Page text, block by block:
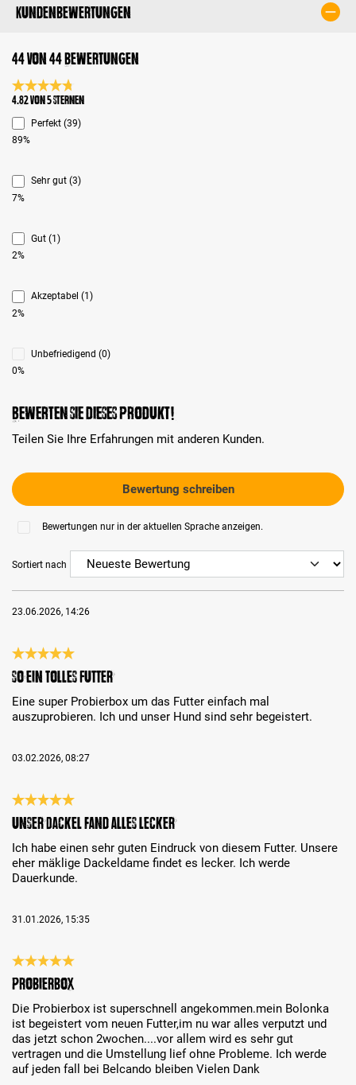
Kundenbewertungen
44 von 44 Bewertungen
Durchschnittliche Bewertung 4.8 von 5 Sternen
4.82 von 5 Sternen
Perfekt (39)
89%
Sehr gut (3)
7%
Gut (1)
2%
Akzeptabel (1)
2%
Unbefriedigend (0)
0%
Bewerten Sie dieses Produkt!
Teilen Sie Ihre Erfahrungen mit anderen Kunden.
Bewertung schreiben
Bewertungen nur in der aktuellen Sprache anzeigen.
Sortiert nach
23.06.2026, 14:26
Bewertung mit 5 von 5 Sternen
So ein tolles Futter
Eine super Probierbox um das Futter einfach mal
auszuprobieren. Ich und unser Hund sind sehr begeistert.
03.02.2026, 08:27
Bewertung mit 5 von 5 Sternen
Unser Dackel fand alles lecker
Ich habe einen sehr guten Eindruck von diesem Futter. Unsere
eher mäklige Dackeldame findet es lecker. Ich werde
Dauerkunde.
31.01.2026, 15:35
Bewertung mit 5 von 5 Sternen
Probierbox
Die Probierbox ist superschnell angekommen.mein Bolonka
ist begeistert vom neuen Futter,im nu war alles verputzt und
das jetzt schon 2wochen....vor allem wird es sehr gut
vertragen und die Umstellung lief ohne Probleme. Ich werde
auf jeden fall bei Belcando bleiben Vielen Dank